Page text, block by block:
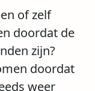
of zelf
doordat de
zijn?
doordat
weer